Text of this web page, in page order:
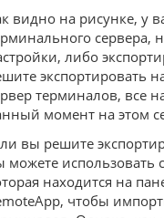
видно на рисунке, у
сервера,
либо
экспортировать
терминалов, все
момент на этом
вы решите
можете использовать
находится на
чтобы